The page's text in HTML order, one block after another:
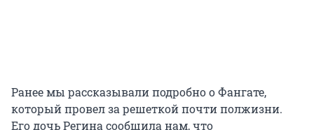
Ранее мы рассказывали подробно о Фангате,
который провел за решеткой почти полжизни.
Его дочь Регина сообщила нам, что